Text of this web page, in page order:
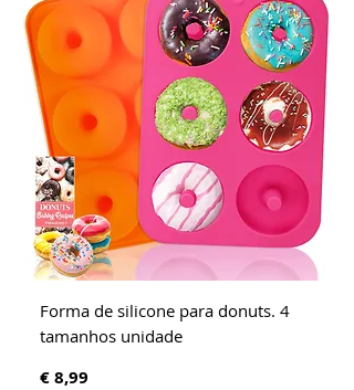
Forma de silicone para donuts. 4
tamanhos unidade
Preço
€ 8,99